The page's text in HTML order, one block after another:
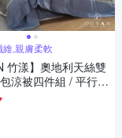
,親膚柔軟
竹漾】奧地利天絲雙
涼被四件組 / 平行寄